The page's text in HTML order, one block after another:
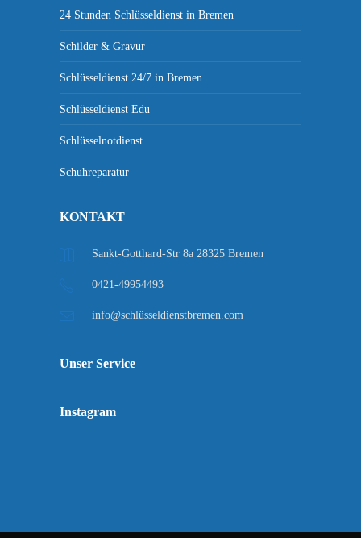
24 Stunden Schlüsseldienst in Bremen
Schilder & Gravur
Schlüsseldienst 24/7 in Bremen
Schlüsseldienst Edu
Schlüsselnotdienst
Schuhreparatur
KONTAKT
Sankt-Gotthard-Str 8a 28325 Bremen
0421-49954493
info@schlüsseldienstbremen.com
Unser Service
Instagram